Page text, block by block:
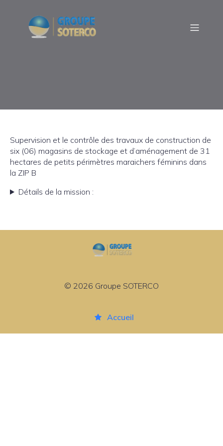
Supervision et le contrôle des travaux de construction de
six (06) magasins de stockage et d’aménagement de 31
hectares de petits périmètres maraichers féminins dans
la ZIP B
Détails de la mission :
© 2026 Groupe SOTERCO
Accueil